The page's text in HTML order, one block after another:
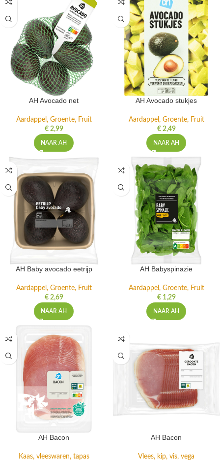
AH Avocado net
Aardappel, Groente, Fruit
€2,99
NAAR AH
AH Avocado stukjes
Aardappel, Groente, Fruit
€2,49
NAAR AH
AH Baby avocado eetrijp
Aardappel, Groente, Fruit
€2,69
NAAR AH
AH Babyspinazie
Aardappel, Groente, Fruit
€1,29
NAAR AH
AH Bacon
Kaas, vleeswaren, tapas
AH Bacon
Vlees, kip, vis, vega